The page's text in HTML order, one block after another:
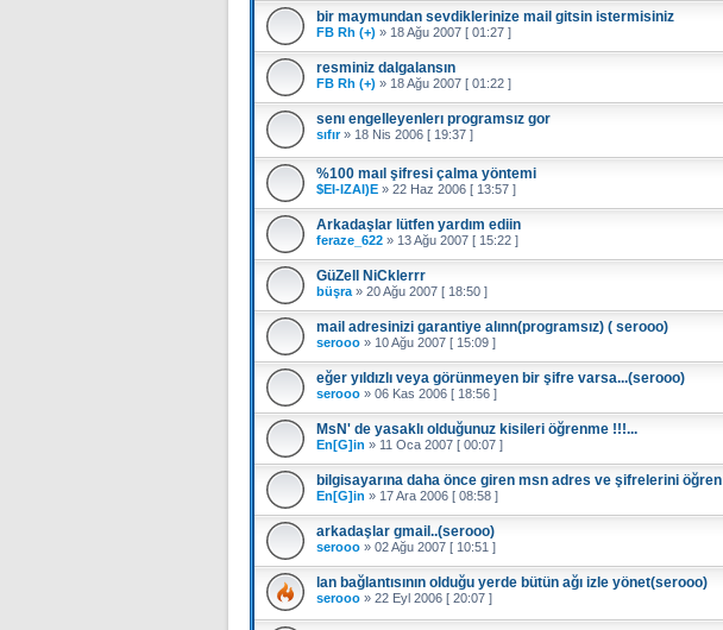
bir maymundan sevdiklerinize mail gitsin istermisiniz
FB Rh (+) » 18 Ağu 2007 [ 01:27 ]
resminiz dalgalansın
FB Rh (+) » 18 Ağu 2007 [ 01:22 ]
senı engelleyenlerı programsız gor
sıfır» 18 Nis 2006 [ 19:37 ]
%100 maıl şifresi çalma yöntemi
$EI-IZAI)E » 22 Haz 2006 [ 13:57 ]
Arkadaşlar lütfen yardım ediin
feraze_622 » 13 Ağu 2007 [ 15:22 ]
GüZell NiCklerrr
büşra » 20 Ağu 2007 [ 18:50 ]
mail adresinizi garantiye alınn(programsız) ( serooo)
serooo » 10 Ağu 2007 [ 15:09 ]
eğer yıldızlı veya görünmeyen bir şifre varsa...(serooo)
serooo » 06 Kas 2006 [ 18:56 ]
MsN' de yasaklı olduğunuz kisileri öğrenme !!!...
En[G]in » 11 Oca 2007 [ 00:07 ]
bilgisayarına daha önce giren msn adres ve şifrelerini öğren
En[G]in » 17 Ara 2006 [ 08:58 ]
arkadaşlar gmail..(serooo)
serooo » 02 Ağu 2007 [ 10:51 ]
lan bağlantısının olduğu yerde bütün ağı izle yönet(serooo)
serooo » 22 Eyl 2006 [ 20:07 ]